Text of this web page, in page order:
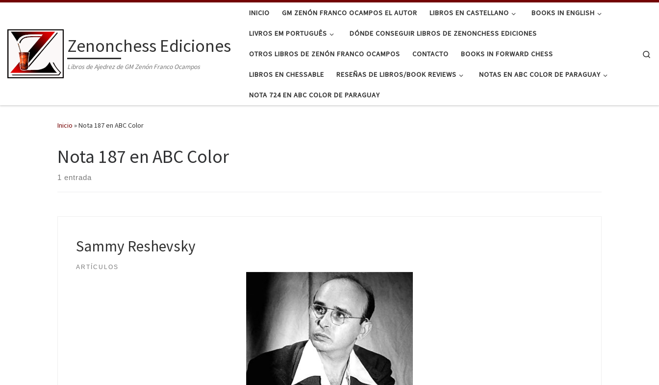
Zenonchess Ediciones
Libros de Ajedrez de GM Zenón Franco Ocampos
INICIO GM ZENÓN FRANCO OCAMPOS EL AUTOR LIBROS EN CASTELLANO BOOKS IN ENGLISH
LIVROS EM PORTUGUÊS DÓNDE CONSEGUIR LIBROS DE ZENONCHESS EDICIONES
OTROS LIBROS DE ZENÓN FRANCO OCAMPOS CONTACTO BOOKS IN FORWARD CHESS
LIBROS EN CHESSABLE RESEÑAS DE LIBROS/BOOK REVIEWS NOTAS EN ABC COLOR DE PARAGUAY
NOTA 724 EN ABC COLOR DE PARAGUAY
Inicio »Nota 187 en ABC Color
Nota 187 en ABC Color
1 entrada
Sammy Reshevsky
ARTÍCULOS